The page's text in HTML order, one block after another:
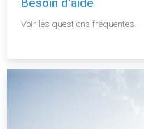
Voir les questions fréquentes.